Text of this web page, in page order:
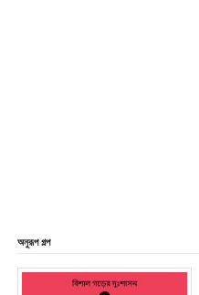
অনুরূপ গল্প